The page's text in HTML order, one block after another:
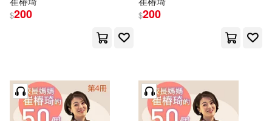
崔愛麗(6) 崔應賢(6)
經濟管理出版社(19)
中國林業出版社(18)
$200 $200